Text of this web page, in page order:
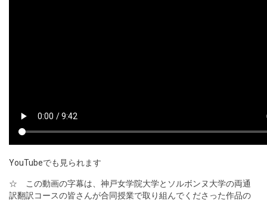
YouTubeでも見られます
☆ この動画の字幕は、神戸女学院大学とソルボンヌ大学の両通
訳翻訳コースの皆さんが合同授業で取り組んでくださった作品の